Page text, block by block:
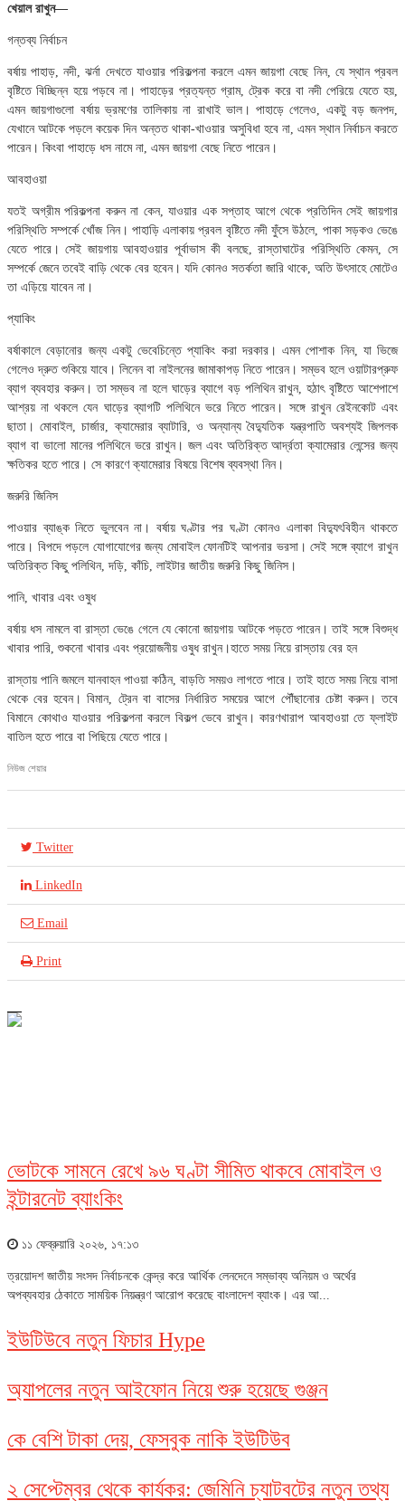
খেয়াল রাখুন—
গন্তব্য নির্বাচন
বর্ষায় পাহাড়, নদী, ঝর্না দেখতে যাওয়ার পরিকল্পনা করলে এমন জায়গা বেছে নিন, যে স্থান প্রবল
বৃষ্টিতে বিচ্ছিন্ন হয়ে পড়বে না। পাহাড়ের প্রত্যন্ত গ্রাম, ট্রেক করে বা নদী পেরিয়ে যেতে হয়,
এমন জায়গাগুলো বর্ষায় ভ্রমণের তালিকায় না রাখাই ভাল। পাহাড়ে গেলেও, একটু বড় জনপদ,
যেখানে আটকে পড়লে কয়েক দিন অন্তত থাকা-খাওয়ার অসুবিধা হবে না, এমন স্থান নির্বাচন করতে
পারেন। কিংবা পাহাড়ে ধস নামে না, এমন জায়গা বেছে নিতে পারেন।
আবহাওয়া
যতই অগ্রীম পরিকল্পনা করুন না কেন, যাওয়ার এক সপ্তাহ আগে থেকে প্রতিদিন সেই জায়গার
পরিস্থিতি সম্পর্কে খোঁজ নিন। পাহাড়ি এলাকায় প্রবল বৃষ্টিতে নদী ফুঁসে উঠলে, পাকা সড়কও ভেঙে
যেতে পারে। সেই জায়গায় আবহাওয়ার পূর্বাভাস কী বলছে, রাস্তাঘাটের পরিস্থিতি কেমন, সে
সম্পর্কে জেনে তবেই বাড়ি থেকে বের হবেন। যদি কোনও সতর্কতা জারি থাকে, অতি উৎসাহে মোটেও
তা এড়িয়ে যাবেন না।
প্যাকিং
বর্ষাকালে বেড়ানোর জন্য একটু ভেবেচিন্তে প্যাকিং করা দরকার। এমন পোশাক নিন, যা ভিজে
গেলেও দ্রুত শুকিয়ে যাবে। লিনেন বা নাইলনের জামাকাপড় নিতে পারেন। সম্ভব হলে ওয়াটারপ্রুফ
ব্যাগ ব্যবহার করুন। তা সম্ভব না হলে ঘাড়ের ব্যাগে বড় পলিথিন রাখুন, হঠাৎ বৃষ্টিতে আশেপাশে
আশ্রয় না থকলে যেন ঘাড়ের ব্যাগটি পলিথিনে ভরে নিতে পারেন। সঙ্গে রাখুন রেইনকোট এবং
ছাতা। মোবাইল, চার্জার, ক্যামেরার ব্যাটারি, ও অন্যান্য বৈদ্যুতিক যন্ত্রপাতি অবশ্যই জিপলক
ব্যাগ বা ভালো মানের পলিথিনে ভরে রাখুন। জল এবং অতিরিক্ত আর্দ্রতা ক্যামেরার লেন্সের জন্য
ক্ষতিকর হতে পারে। সে কারণে ক্যামেরার বিষয়ে বিশেষ ব্যবস্থা নিন।
জরুরি জিনিস
পাওয়ার ব্যাঙ্ক নিতে ভুলবেন না। বর্ষায় ঘণ্টার পর ঘণ্টা কোনও এলাকা বিদ্যুৎবিহীন থাকতে
পারে। বিপদে পড়লে যোগাযোগের জন্য মোবাইল ফোনটিই আপনার ভরসা। সেই সঙ্গে ব্যাগে রাখুন
অতিরিক্ত কিছু পলিথিন, দড়ি, কাঁচি, লাইটার জাতীয় জরুরি কিছু জিনিস।
পানি, খাবার এবং ওষুধ
বর্ষায় ধস নামলে বা রাস্তা ভেঙে গেলে যে কোনো জায়গায় আটকে পড়তে পারেন। তাই সঙ্গে বিশুদ্ধ
খাবার পারি, শুকনো খাবার এবং প্রয়োজনীয় ওষুধ রাখুন।হাতে সময় নিয়ে রাস্তায় বের হন
রাস্তায় পানি জমলে যানবাহন পাওয়া কঠিন, বাড়তি সময়ও লাগতে পারে। তাই হাতে সময় নিয়ে বাসা
থেকে বের হবেন। বিমান, ট্রেন বা বাসের নির্ধারিত সময়ের আগে পৌঁছানোর চেষ্টা করুন। তবে
বিমানে কোথাও যাওয়ার পরিকল্পনা করলে বিকল্প ভেবে রাখুন। কারণখারাপ আবহাওয়া তে ফ্লাইট
বাতিল হতে পারে বা পিছিয়ে যেতে পারে।
নিউজ শেয়ার
Twitter
LinkedIn
Email
Print
ভোটকে সামনে রেখে ৯৬ ঘণ্টা সীমিত থাকবে মোবাইল ও
ইন্টারনেট ব্যাংকিং
১১ ফেব্রুয়ারি ২০২৬, ১৭:১৩
ত্রয়োদশ জাতীয় সংসদ নির্বাচনকে কেন্দ্র করে আর্থিক লেনদেনে সম্ভাব্য অনিয়ম ও অর্থের
অপব্যবহার ঠেকাতে সাময়িক নিয়ন্ত্রণ আরোপ করেছে বাংলাদেশ ব্যাংক। এর আ...
ইউটিউবে নতুন ফিচার Hype
অ্যাপলের নতুন আইফোন নিয়ে শুরু হয়েছে গুঞ্জন
কে বেশি টাকা দেয়, ফেসবুক নাকি ইউটিউব
২ সেপ্টেম্বর থেকে কার্যকর: জেমিনি চ্যাটবটের নতুন তথ্য